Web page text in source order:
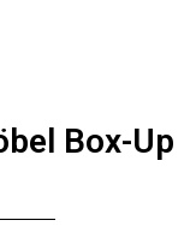
Box-Up